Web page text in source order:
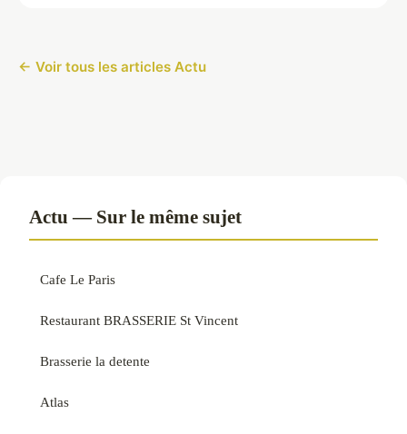
← Voir tous les articles Actu
Actu — Sur le même sujet
Cafe Le Paris
Restaurant BRASSERIE St Vincent
Brasserie la detente
Atlas